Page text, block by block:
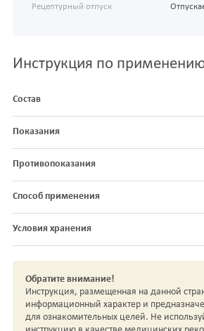
Рецептурный отпуск
Инструкция по
Состав
Показания
Противопоказания
Способ применения
Условия хранения
Обратите внимание!
Инструкция, размещенная на данной
информационный характер и
для ознакомительных целей. Не